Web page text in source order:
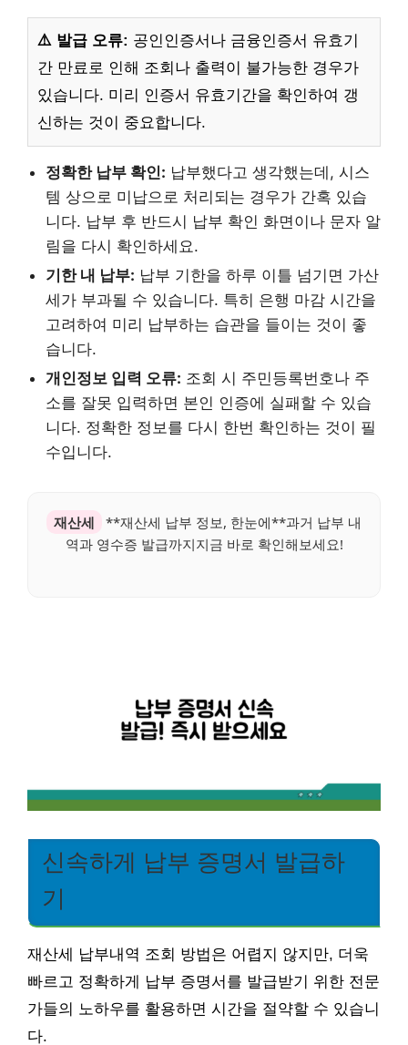
⚠️ 발급 오류: 공인인증서나 금융인증서 유효기
간 만료로 인해 조회나 출력이 불가능한 경우가
있습니다. 미리 인증서 유효기간을 확인하여 갱
신하는 것이 중요합니다.
정확한 납부 확인: 납부했다고 생각했는데, 시스
템 상으로 미납으로 처리되는 경우가 간혹 있습
니다. 납부 후 반드시 납부 확인 화면이나 문자 알
림을 다시 확인하세요.
기한 내 납부: 납부 기한을 하루 이틀 넘기면 가산
세가 부과될 수 있습니다. 특히 은행 마감 시간을
고려하여 미리 납부하는 습관을 들이는 것이 좋
습니다.
개인정보 입력 오류: 조회 시 주민등록번호나 주
소를 잘못 입력하면 본인 인증에 실패할 수 있습
니다. 정확한 정보를 다시 한번 확인하는 것이 필
수입니다.
재산세
**재산세 납부 정보, 한눈에**과거 납부 내
역과 영수증 발급까지지금 바로 확인해보세요!
신속하게 납부 증명서 발급하
기
재산세 납부내역 조회 방법은 어렵지 않지만, 더욱
빠르고 정확하게 납부 증명서를 발급받기 위한 전문
가들의 노하우를 활용하면 시간을 절약할 수 있습니
다.